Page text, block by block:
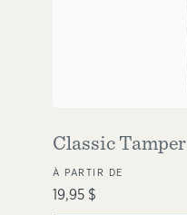
Classic Tamper
À PARTIR DE
19,95 $